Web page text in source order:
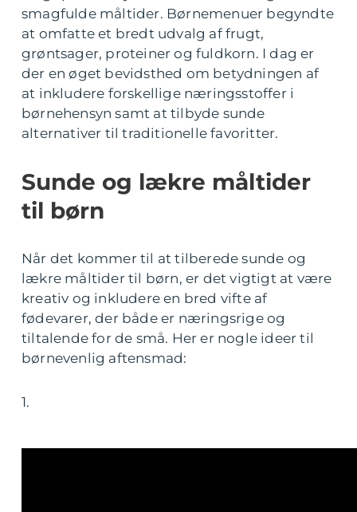
smagfulde måltider. Børnemenuer begyndte
at omfatte et bredt udvalg af frugt,
grøntsager, proteiner og fuldkorn. I dag er
der en øget bevidsthed om betydningen af
at inkludere forskellige næringsstoffer i
børnehensyn samt at tilbyde sunde
alternativer til traditionelle favoritter.
Sunde og lækre måltider
til børn
Når det kommer til at tilberede sunde og
lækre måltider til børn, er det vigtigt at være
kreativ og inkludere en bred vifte af
fødevarer, der både er næringsrige og
tiltalende for de små. Her er nogle ideer til
børnevenlig aftensmad:
1.